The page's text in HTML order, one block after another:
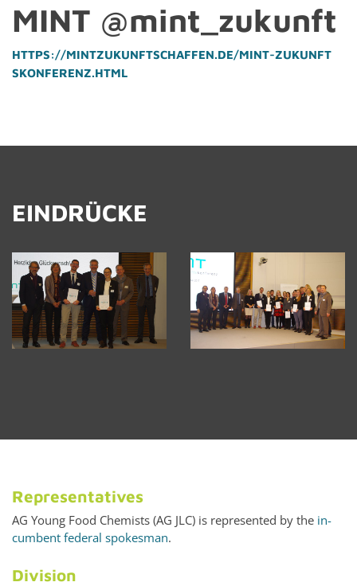
MINT @mint_zukunft
HTTPS://​MIN​TZUK​UNFT​SCHA​FFEN.​DE/​MINT-​ZUK​UNFT​
SKON​FERE​NZ.​HTML
EINDRÜCKE
Rep­re­sen­ta­tives
AG Young Food Chemists (AG JLC) is rep­re­sented by the in­
cum­bent fed­eral spokesman.
Di­vi­sion